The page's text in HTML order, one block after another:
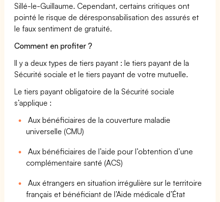
Sillé-le-Guillaume. Cependant, certains critiques ont
pointé le risque de déresponsabilisation des assurés et
le faux sentiment de gratuité.
Comment en profiter ?
Il y a deux types de tiers payant : le tiers payant de la
Sécurité sociale et le tiers payant de votre mutuelle.
Le tiers payant obligatoire de la Sécurité sociale
s’applique :
Aux bénéficiaires de la couverture maladie
universelle (CMU)
Aux bénéficiaires de l’aide pour l’obtention d’une
complémentaire santé (ACS)
Aux étrangers en situation irrégulière sur le territoire
français et bénéficiant de l’Aide médicale d’État